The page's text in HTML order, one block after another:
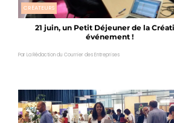
CRÉATEURS
21 juin, un Petit Déjeuner de la
événement !
Par La Rédaction du Courrier des Entreprises